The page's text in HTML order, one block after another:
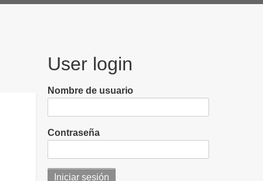
User login
Nombre de usuario
Contraseña